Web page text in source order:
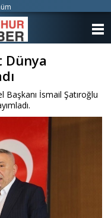
Dünya
İsmail Şatıroğlu
VİDEO GALERİ
KÜNYE